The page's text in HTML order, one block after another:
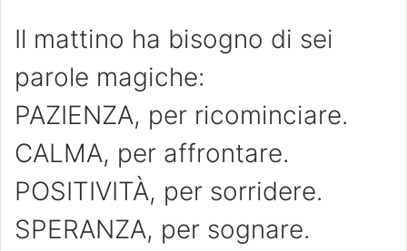
Il mattino ha bisogno di sei
parole magiche:
PAZIENZA, per ricominciare.
CALMA, per affrontare.
POSITIVITÀ, per sorridere.
SPERANZA, per sognare.